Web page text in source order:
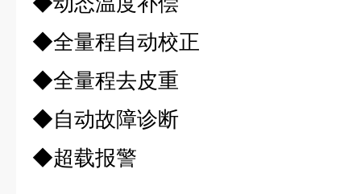
◆全量程自动校正
◆全量程去皮重
◆自动故障诊断
◆超载报警